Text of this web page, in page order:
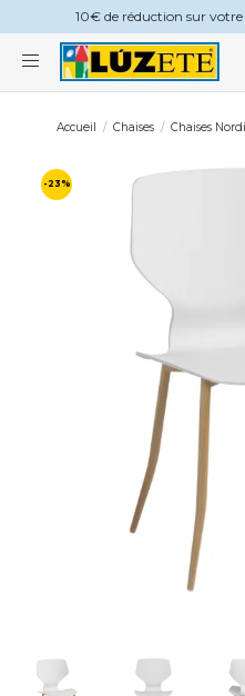
10€ de réduction sur
Accueil Chaises Chaises
-23%